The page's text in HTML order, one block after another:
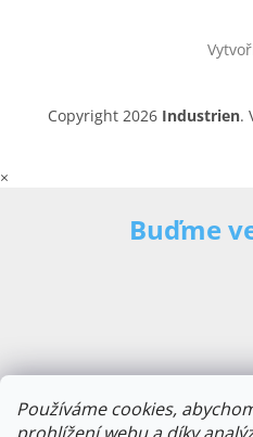
Používáme cookies,
Copyright 2026 Industrien.
×
Buďme